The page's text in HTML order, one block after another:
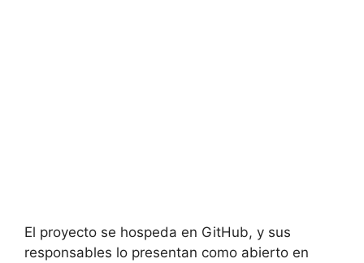
El proyecto se hospeda en GitHub, y sus
responsables lo presentan como abierto en